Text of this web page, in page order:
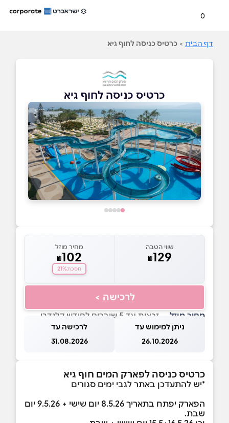
0
דף הבית > כרטיס כניסה לחוף גיא
כרטיס כניסה לחוף גיא
שווי הטבה
₪129
מחיר מוזל
₪102
חסכת21%
לרכישה >
מחיר מוזל — זכאות עד 5 שוברים לחודש קלנדרי
ניתן למימוש עד
26.10.2026
לרכישה עד
31.08.2026
כרטיס כניסה לפארק המים חוף גיא
*יש להתעדכן באתר לגבי ימים סגורים
הפארק יפתח בתאריך 8.5.26 יום שישי + 9.5.26 יום
שבת.